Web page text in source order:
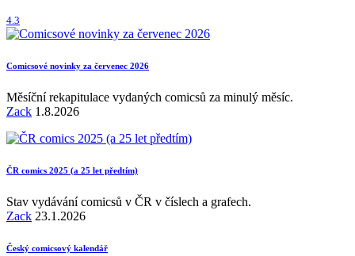
4.3
Comicsové novinky za červenec 2026
Měsíční rekapitulace vydaných comicsů za minulý měsíc.
Zack 1.8.2026
ČR comics 2025 (a 25 let předtím)
Stav vydávání comicsů v ČR v číslech a grafech.
Zack 23.1.2026
Český comicsový kalendář